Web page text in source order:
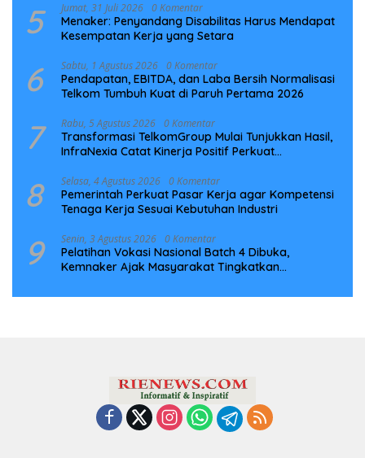
5 Jumat, 31 Juli 2026 0 Komentar
Menaker: Penyandang Disabilitas Harus Mendapat
Kesempatan Kerja yang Setara
6 Sabtu, 1 Agustus 2026 0 Komentar
Pendapatan, EBITDA, dan Laba Bersih Normalisasi
Telkom Tumbuh Kuat di Paruh Pertama 2026
7 Rabu, 5 Agustus 2026 0 Komentar
Transformasi TelkomGroup Mulai Tunjukkan Hasil,
InfraNexia Catat Kinerja Positif Perkuat
8 Selasa, 4 Agustus 2026 0 Komentar
Pemerintah Perkuat Pasar Kerja agar Kompetensi
Tenaga Kerja Sesuai Kebutuhan Industri
9 Senin, 3 Agustus 2026 0 Komentar
Pelatihan Vokasi Nasional Batch 4 Dibuka,
Kemnaker Ajak Masyarakat Tingkatkan